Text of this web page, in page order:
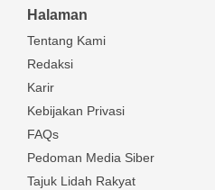
Halaman
Tentang Kami
Redaksi
Karir
Kebijakan Privasi
FAQs
Pedoman Media Siber
Tajuk Lidah Rakyat